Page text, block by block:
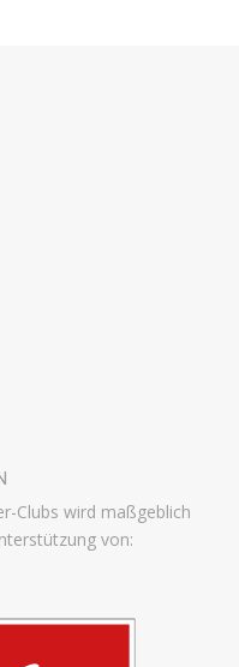
Clubs wird maßgeblich
von: